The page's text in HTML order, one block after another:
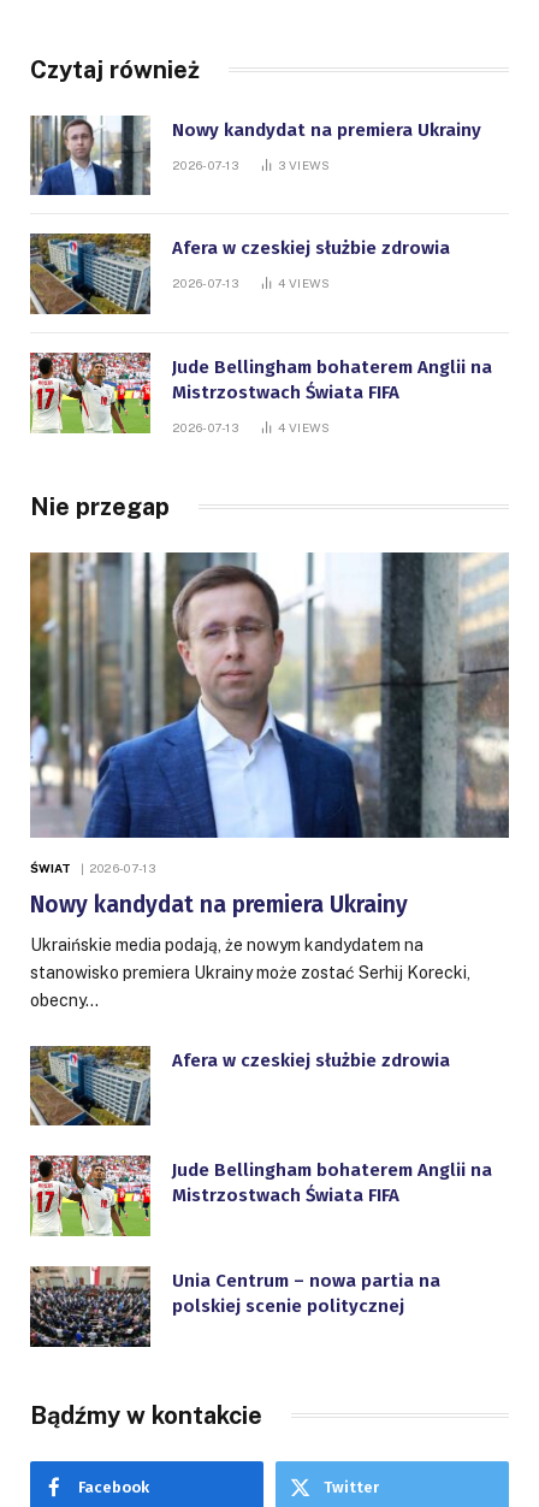
Czytaj również
Nowy kandydat na premiera Ukrainy
2026-07-13 3 VIEWS
Afera w czeskiej służbie zdrowia
2026-07-13 4 VIEWS
Jude Bellingham bohaterem Anglii na
Mistrzostwach Świata FIFA
2026-07-13 4 VIEWS
Nie przegap
ŚWIAT 2026-07-13
Nowy kandydat na premiera Ukrainy
Ukraińskie media podają, że nowym kandydatem na
stanowisko premiera Ukrainy może zostać Serhij Korecki,
obecny…
Afera w czeskiej służbie zdrowia
Jude Bellingham bohaterem Anglii na
Mistrzostwach Świata FIFA
Unia Centrum – nowa partia na
polskiej scenie politycznej
Bądźmy w kontakcie
Facebook Twitter